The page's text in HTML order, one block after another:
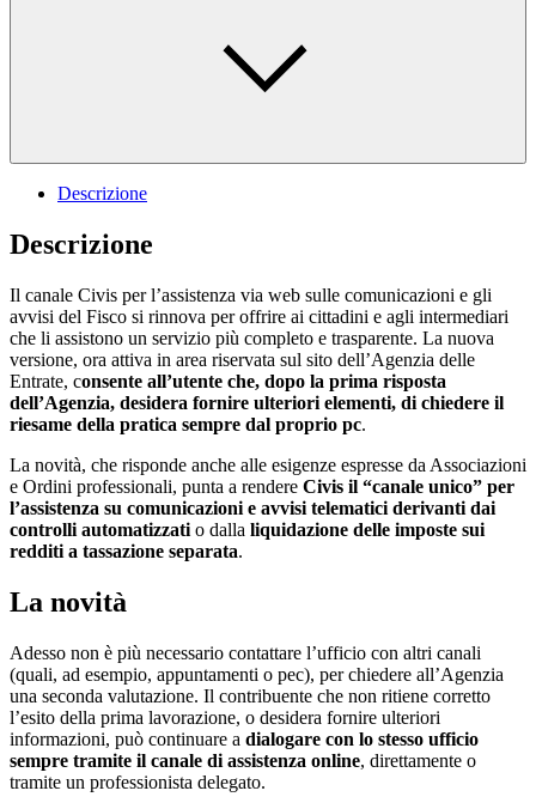
Descrizione
Descrizione
Il canale Civis per l’assistenza via web sulle comunicazioni e gli
avvisi del Fisco si rinnova per offrire ai cittadini e agli intermediari
che li assistono un servizio più completo e trasparente. La nuova
versione, ora attiva in area riservata sul sito dell’Agenzia delle
Entrate, consente all’utente che, dopo la prima risposta
dell’Agenzia, desidera fornire ulteriori elementi, di chiedere il
riesame della pratica sempre dal proprio pc.
La novità, che risponde anche alle esigenze espresse da Associazioni
e Ordini professionali, punta a rendere Civis il “canale unico” per
l’assistenza su comunicazioni e avvisi telematici derivanti dai
controlli automatizzati o dalla liquidazione delle imposte sui
redditi a tassazione separata.
La novità
Adesso non è più necessario contattare l’ufficio con altri canali
(quali, ad esempio, appuntamenti o pec), per chiedere all’Agenzia
una seconda valutazione. Il contribuente che non ritiene corretto
l’esito della prima lavorazione, o desidera fornire ulteriori
informazioni, può continuare a dialogare con lo stesso ufficio
sempre tramite il canale di assistenza online, direttamente o
tramite un professionista delegato.